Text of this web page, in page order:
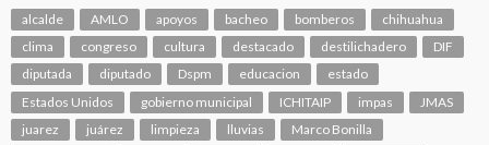
alcalde AMLO apoyos bacheo bomberos
chihuahua
clima
congreso cultura destacado destilichadero
DIF
diputada
diputado Dspm educacion
estado
Estados Unidos
gobierno municipal ICHITAIP impas
JMAS
juarez
juárez limpieza lluvias
Marco Bonilla